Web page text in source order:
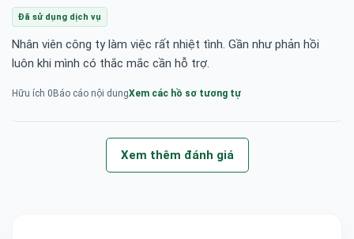
Đã sử dụng dịch vụ
Nhân viên công ty làm việc rất nhiệt tình. Gần như phản hồi
luôn khi mình có thắc mắc cần hỗ trợ.
Hữu ích 0Báo cáo nội dungXem các hồ sơ tương tự
Xem thêm đánh giá